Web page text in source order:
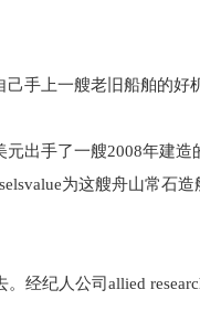
手上一艘老旧船舶的好
出手了一艘2008年建造
为这艘舟山常石
经纪人公司allied